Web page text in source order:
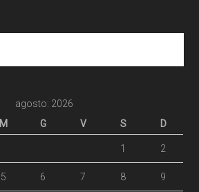
agosto: 2026
M G V S D
1 2
5 6 7 8 9